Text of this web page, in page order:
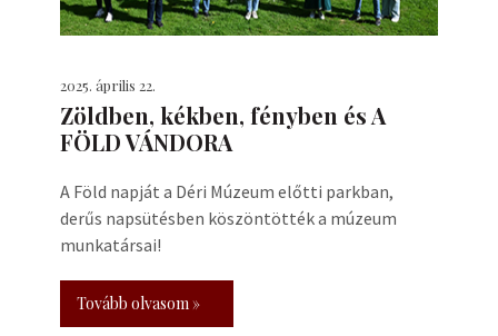
2025. április 22.
Zöldben, kékben, fényben és A
FÖLD VÁNDORA
A Föld napját a Déri Múzeum előtti parkban,
derűs napsütésben köszöntötték a múzeum
munkatársai!
Tovább olvasom »